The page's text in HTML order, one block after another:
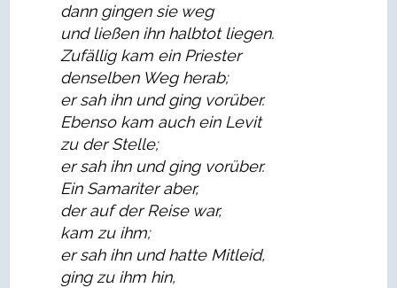
dann gingen sie weg
und ließen ihn halbtot liegen.
Zufällig kam ein Priester
denselben Weg herab;
er sah ihn und ging vorüber.
Ebenso kam auch ein Levit
zu der Stelle;
er sah ihn und ging vorüber.
Ein Samariter aber,
der auf der Reise war,
kam zu ihm;
er sah ihn und hatte Mitleid,
ging zu ihm hin,